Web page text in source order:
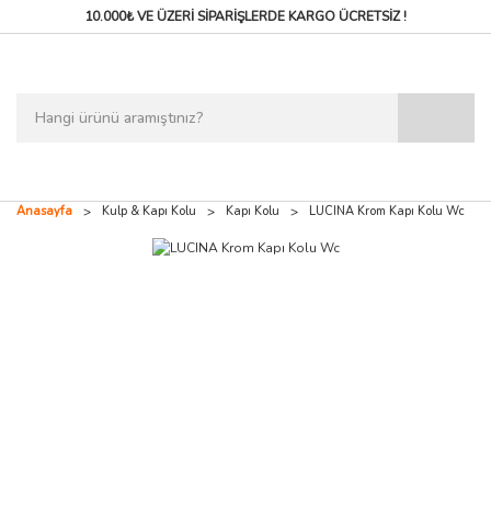
10.000₺ VE ÜZERİ SİPARİŞLERDEKARGO ÜCRETSİZ !
Anasayfa Kulp & Kapı Kolu Kapı Kolu LUCINA Krom Kapı Kolu Wc